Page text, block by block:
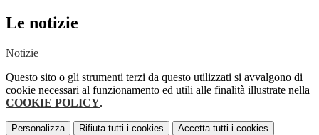
Le notizie
Notizie
Questo sito o gli strumenti terzi da questo utilizzati si avvalgono di
cookie necessari al funzionamento ed utili alle finalità illustrate nella
COOKIE POLICY.
Personalizza Rifiuta tutti i cookies Accetta tutti i cookies